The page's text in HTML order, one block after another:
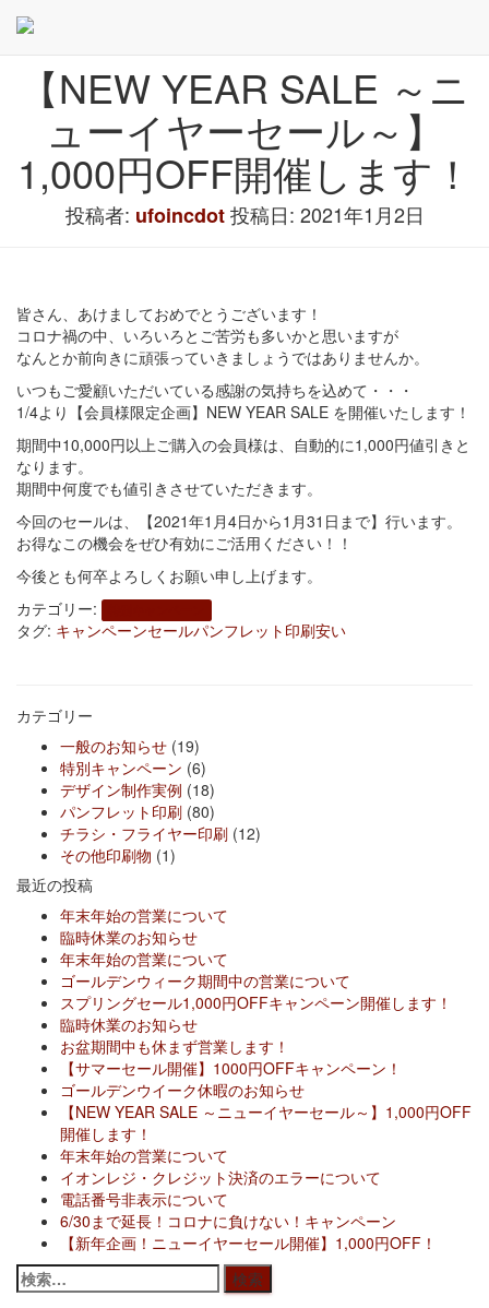
【NEW YEAR SALE ～ニ
ューイヤーセール～】
1,000円OFF開催します！
投稿者: ufoincdot投稿日: 2021年1月2日
皆さん、あけましておめでとうございます！
コロナ禍の中、いろいろとご苦労も多いかと思いますが
なんとか前向きに頑張っていきましょうではありませんか。
いつもご愛顧いただいている感謝の気持ちを込めて・・・
1/4より【会員様限定企画】NEW YEAR SALE を開催いたします！
期間中10,000円以上ご購入の会員様は、自動的に1,000円値引きと
なります。
期間中何度でも値引きさせていただきます。
今回のセールは、【2021年1月4日から1月31日まで】行います。
お得なこの機会をぜひ有効にご活用ください！！
今後とも何卒よろしくお願い申し上げます。
カテゴリー:
タグ: キャンペーンセールパンフレット印刷安い
カテゴリー
一般のお知らせ (19)
特別キャンペーン (6)
デザイン制作実例 (18)
パンフレット印刷 (80)
チラシ・フライヤー印刷 (12)
その他印刷物 (1)
最近の投稿
年末年始の営業について
臨時休業のお知らせ
年末年始の営業について
ゴールデンウィーク期間中の営業について
スプリングセール1,000円OFFキャンペーン開催します！
臨時休業のお知らせ
お盆期間中も休まず営業します！
【サマーセール開催】1000円OFFキャンペーン！
ゴールデンウイーク休暇のお知らせ
【NEW YEAR SALE ～ニューイヤーセール～】1,000円OFF
開催します！
年末年始の営業について
イオンレジ・クレジット決済のエラーについて
電話番号非表示について
6/30まで延長！コロナに負けない！キャンペーン
【新年企画！ニューイヤーセール開催】1,000円OFF！
検
索: